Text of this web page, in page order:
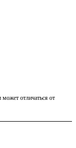
может отличаться от